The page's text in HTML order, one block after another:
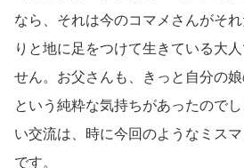
なら、それは今のコマメさんがそ
りと地に足をつけて生きている大
せん。お父さんも、きっと自分の
という純粋な気持ちがあったので
い交流は、時に今回のようなミス
です。